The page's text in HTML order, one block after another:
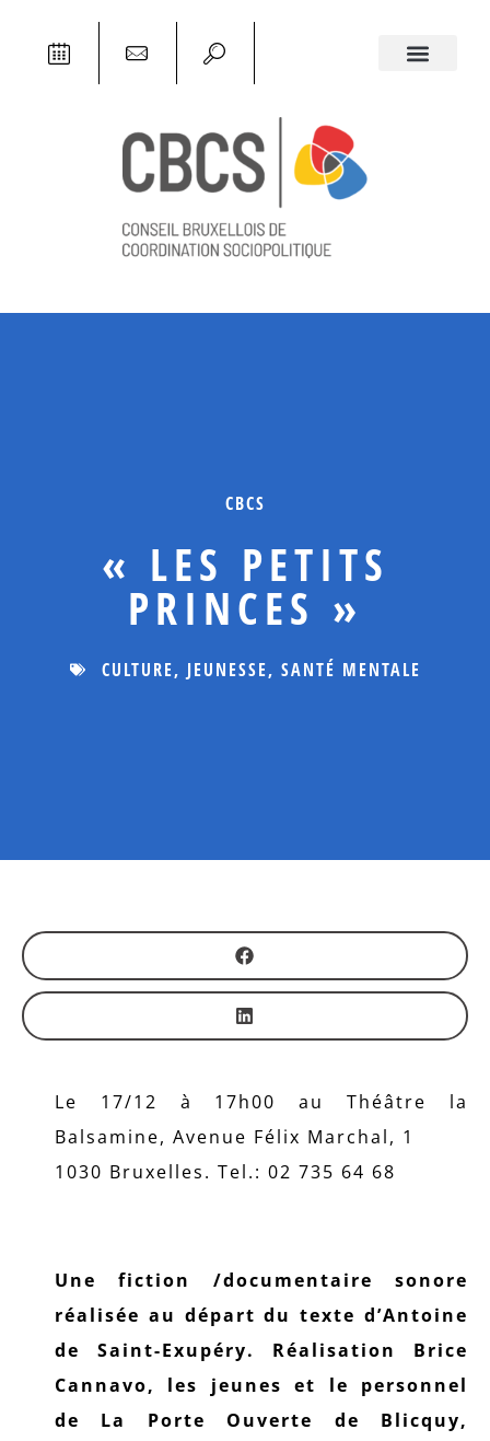
CBCS
« LES PETITS
PRINCES »
CULTURE, JEUNESSE, SANTÉ MENTALE
Le 17/12 à 17h00 au Théâtre la
Balsamine, Avenue Félix Marchal, 1
1030 Bruxelles. Tel.: 02 735 64 68
Une fiction /documentaire sonore
réalisée au départ du texte d’Antoine
de Saint-Exupéry. Réalisation Brice
Cannavo, les jeunes et le personnel
de La Porte Ouverte de Blicquy,